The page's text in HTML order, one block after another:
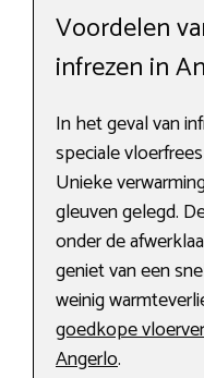
Voordelen
infrezen in
In het geval van
speciale
Unieke
gleuven gelegd.
onder de
geniet van een
weinig
goedkope
Angerlo.